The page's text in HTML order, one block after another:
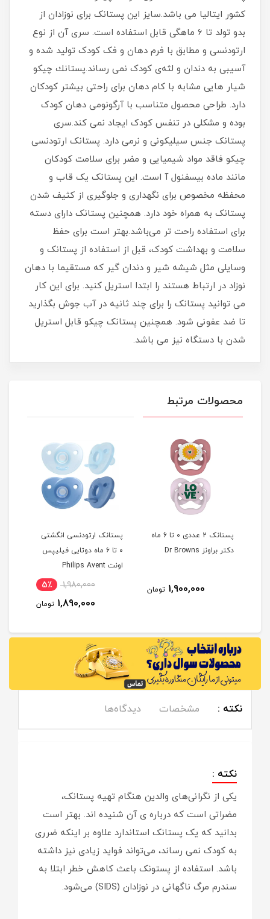
کشور ایتالیا می باشد.سایز این پستانک برای نوزادان از
بدو تولد تا 6 ماهگی قابل استفاده است. سری آن از نوع
ارتودنسی و مطابق با فرم دهان و فک کودک تولید شده و
آسیبی به دندان و لثه‌ی کودک نمی رساند.پستانك چيكو
شیار هایی مشابه با کام دهان برای راحتی بیشتر کودکان
دارد. طراحی محصول متناسب با آرگونومی دهان کودک
بوده و مشکلی در تنفس کودک ایجاد نمی کند.سری
پستانک جنس سیلیکونی و نرمی دارد. پستانک ارتودنسی
چیکو فاقد مواد شیمیایی و مضر برای سلامت کودکان
مانند ماده بیسفنول آ است. این پستانک یک قاب و
محفظه مخصوص برای نگهداری و جلوگیری از کثیف شدن
پستانک به همراه خود دارد. همچنین پستانک دارای دسته
برای استفاده راحت تر می‌باشد.بهتر است برای حفظ
سلامت و بهداشت کودک، قبل از استفاده از پستانک و
وسایلی مثل شیشه شیر و دندان گیر که مستقیما با دهان
نوزاد در ارتباط هستند را ابتدا استریل کنید. برای این کار
می توانید پستانک را برای چند ثانیه در آب جوش بگذارید
تا ضد عفونی شود. همچنین پستانک چیکو قابل استریل
شدن با دستگاه نیز می باشد.
محصولات مرتبط
پستانک 2 عددی 0 تا 6 ماه
دکتر براونز Dr Browns
1,900,000 تومان
پستانک ارتودنسی انگشتی
۰ تا ۶ ماه دوتایی فیلیپس
اونت Philips Avent
1,980,000 5٪
1,890,000 تومان
نکته : مشخصات دیدگاه‌ها
نکته :
یکی از نگرانی‌های والدین هنگام تهیه پستانک،
مضراتی است که درباره ی آن شنیده اند. بهتر است
بدانید که یک پستانک استاندارد علاوه بر اینکه ضرری
به کودک نمی رساند، می‌تواند فواید زیادی نیز داشته
باشد. استفاده از پستونک باعث کاهش خطر ابتلا به
سندرم مرگ ناگهانی در نوزادان (SIDS) می‌شود.